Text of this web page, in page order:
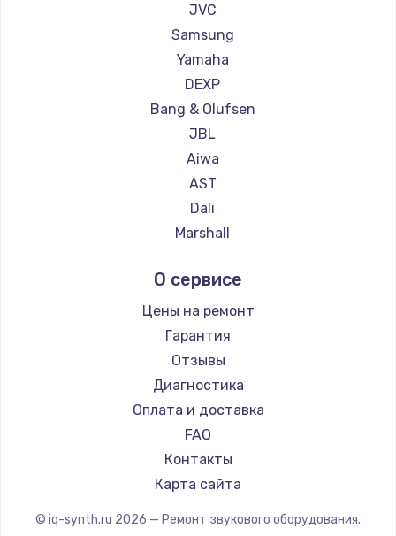
JVC
Samsung
Yamaha
DEXP
Bang & Olufsen
JBL
Aiwa
AST
Dali
Marshall
О сервисе
Цены на ремонт
Гарантия
Отзывы
Диагностика
Оплата и доставка
FAQ
Контакты
Карта сайта
© iq-synth.ru 2026 — Ремонт звукового оборудования.